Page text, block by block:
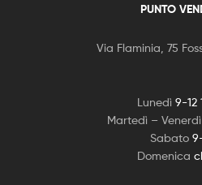
PUNTO
Via Flaminia, 75
Lunedì 9-12
Martedì – Venerdì
Sabato
Domenica